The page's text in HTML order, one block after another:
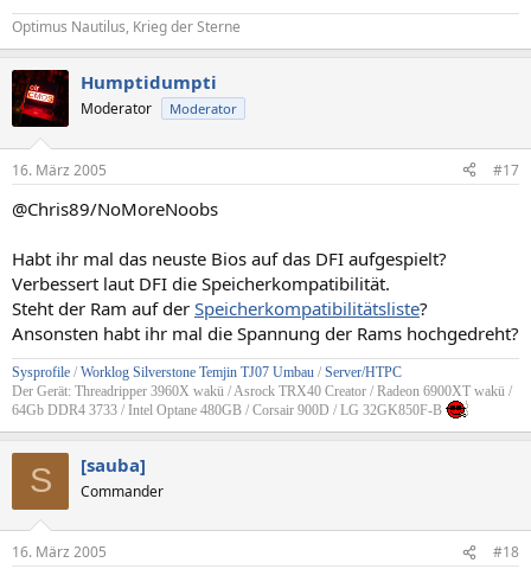
Optimus Nautilus, Krieg der Sterne
Humptidumpti
Moderator Moderator
16. März 2005 #17
@Chris89/NoMoreNoobs
Habt ihr mal das neuste Bios auf das DFI aufgespielt?
Verbessert laut DFI die Speicherkompatibilität.
Steht der Ram auf der Speicherkompatibilitätsliste?
Ansonsten habt ihr mal die Spannung der Rams hochgedreht?
Sysprofile / Worklog Silverstone Temjin TJ07 Umbau / Server/HTPC
Der Gerät: Threadripper 3960X wakü / Asrock TRX40 Creator / Radeon 6900XT wakü /
64Gb DDR4 3733 / Intel Optane 480GB / Corsair 900D / LG 32GK850F-B
S [sauba]
Commander
16. März 2005 #18